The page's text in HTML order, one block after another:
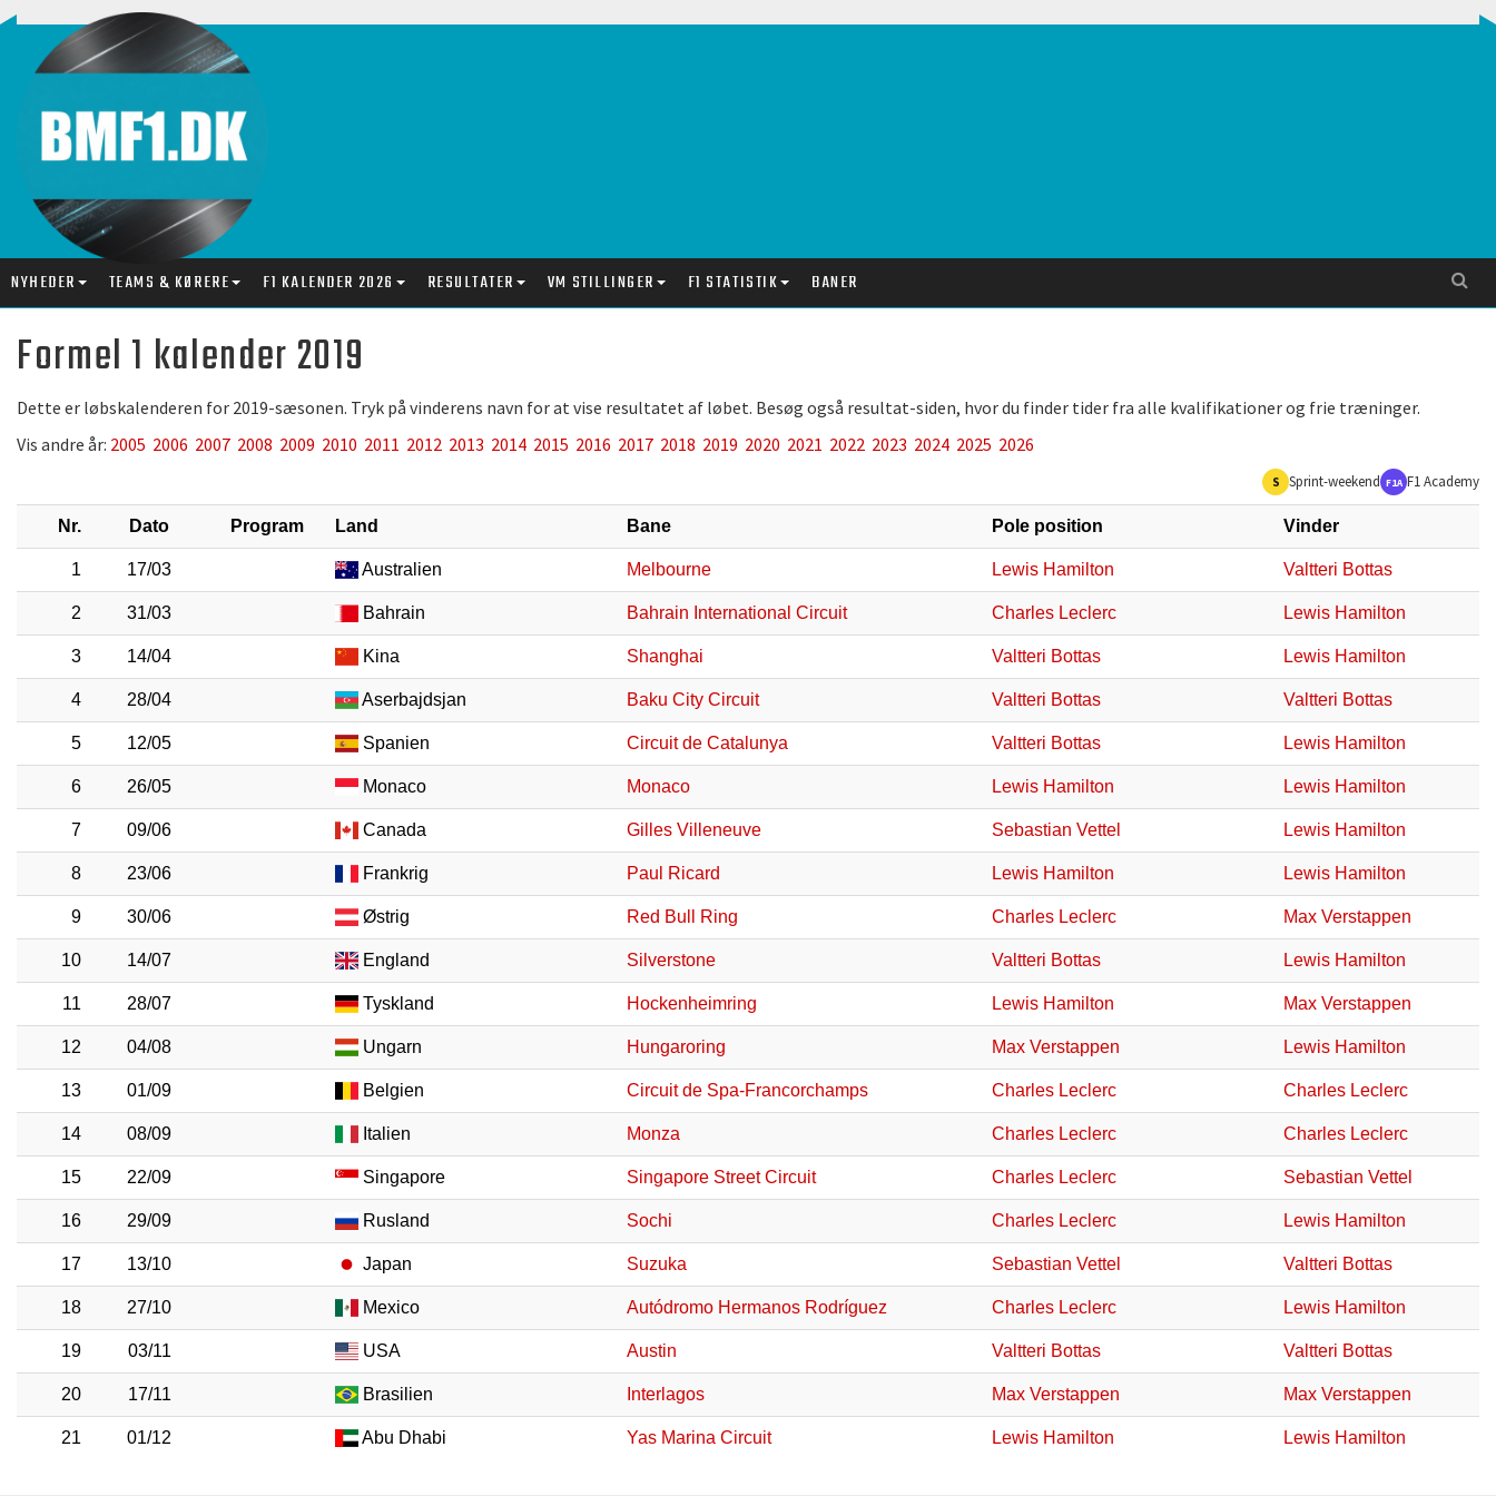
NYHEDER TEAMS & KØRERE F1 KALENDER 2026 RESULTATER VM STILLINGER F1 STATISTIK BANER
Formel 1 kalender 2019
Dette er løbskalenderen for 2019-sæsonen. Tryk på vinderens navn for at vise resultatet af løbet. Besøg også resultat-siden, hvor du finder tider fra alle kvalifikationer og frie træninger.
Vis andre år: 2005 2006 2007 2008 2009 2010 2011 2012 2013 2014 2015 2016 2017 2018 2019 2020 2021 2022 2023 2024 2025 2026
S Sprint-weekend F1A F1 Academy
Nr. Dato Program Land Bane Pole position Vinder
1 17/03 Australien Melbourne Lewis Hamilton Valtteri Bottas
2 31/03 Bahrain Bahrain International Circuit Charles Leclerc Lewis Hamilton
3 14/04 Kina Shanghai Valtteri Bottas Lewis Hamilton
4 28/04 Aserbajdsjan Baku City Circuit Valtteri Bottas Valtteri Bottas
5 12/05 Spanien Circuit de Catalunya Valtteri Bottas Lewis Hamilton
6 26/05 Monaco Monaco Lewis Hamilton Lewis Hamilton
7 09/06 Canada Gilles Villeneuve Sebastian Vettel Lewis Hamilton
8 23/06 Frankrig Paul Ricard Lewis Hamilton Lewis Hamilton
9 30/06 Østrig Red Bull Ring Charles Leclerc Max Verstappen
10 14/07 England Silverstone Valtteri Bottas Lewis Hamilton
11 28/07 Tyskland Hockenheimring Lewis Hamilton Max Verstappen
12 04/08 Ungarn Hungaroring Max Verstappen Lewis Hamilton
13 01/09 Belgien Circuit de Spa-Francorchamps Charles Leclerc Charles Leclerc
14 08/09 Italien Monza Charles Leclerc Charles Leclerc
15 22/09 Singapore Singapore Street Circuit Charles Leclerc Sebastian Vettel
16 29/09 Rusland Sochi Charles Leclerc Lewis Hamilton
17 13/10 Japan Suzuka Sebastian Vettel Valtteri Bottas
18 27/10 Mexico Autódromo Hermanos Rodríguez Charles Leclerc Lewis Hamilton
19 03/11 USA Austin Valtteri Bottas Valtteri Bottas
20 17/11 Brasilien Interlagos Max Verstappen Max Verstappen
21 01/12 Abu Dhabi Yas Marina Circuit Lewis Hamilton Lewis Hamilton